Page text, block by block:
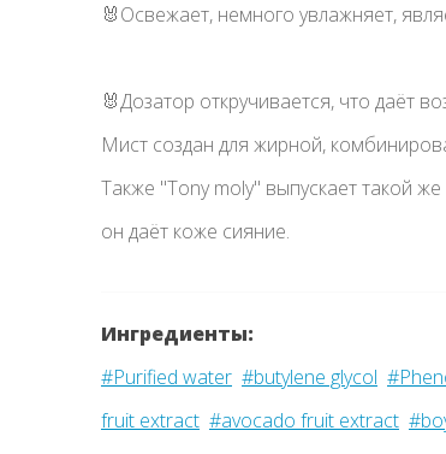
🐰Освежает, немного увлажняет,
🐰Дозатор откручивается, что даёт
Мист создан для жирной,
Также "Tony moly" выпускает такой
он даёт коже сияние.
Ингредиенты:
#Purified water #butylene glycol
fruit extract #avocado fruit extract